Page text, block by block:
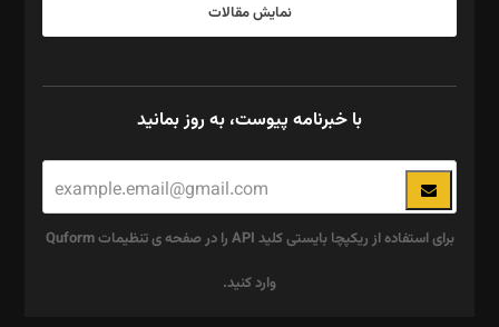
نمایش مقالات
با خبرنامه پیوست، به روز بمانید
برای استفاده از ریکپچا بایستی کلید API را در صفحه ی تنظیمات Quform
وارد کنید.